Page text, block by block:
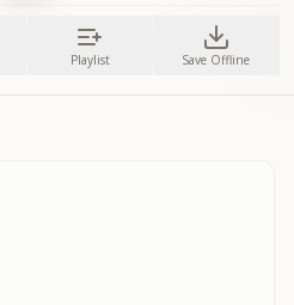
Playlist Save Offline